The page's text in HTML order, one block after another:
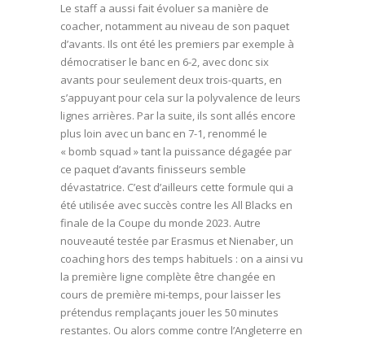
Le staff a aussi fait évoluer sa manière de
coacher, notamment au niveau de son paquet
d’avants. Ils ont été les premiers par exemple à
démocratiser le banc en 6-2, avec donc six
avants pour seulement deux trois-quarts, en
s’appuyant pour cela sur la polyvalence de leurs
lignes arrières. Par la suite, ils sont allés encore
plus loin avec un banc en 7-1, renommé le
« bomb squad » tant la puissance dégagée par
ce paquet d’avants finisseurs semble
dévastatrice. C’est d’ailleurs cette formule qui a
été utilisée avec succès contre les All Blacks en
finale de la Coupe du monde 2023. Autre
nouveauté testée par Erasmus et Nienaber, un
coaching hors des temps habituels : on a ainsi vu
la première ligne complète être changée en
cours de première mi-temps, pour laisser les
prétendus remplaçants jouer les 50 minutes
restantes. Ou alors comme contre l’Angleterre en